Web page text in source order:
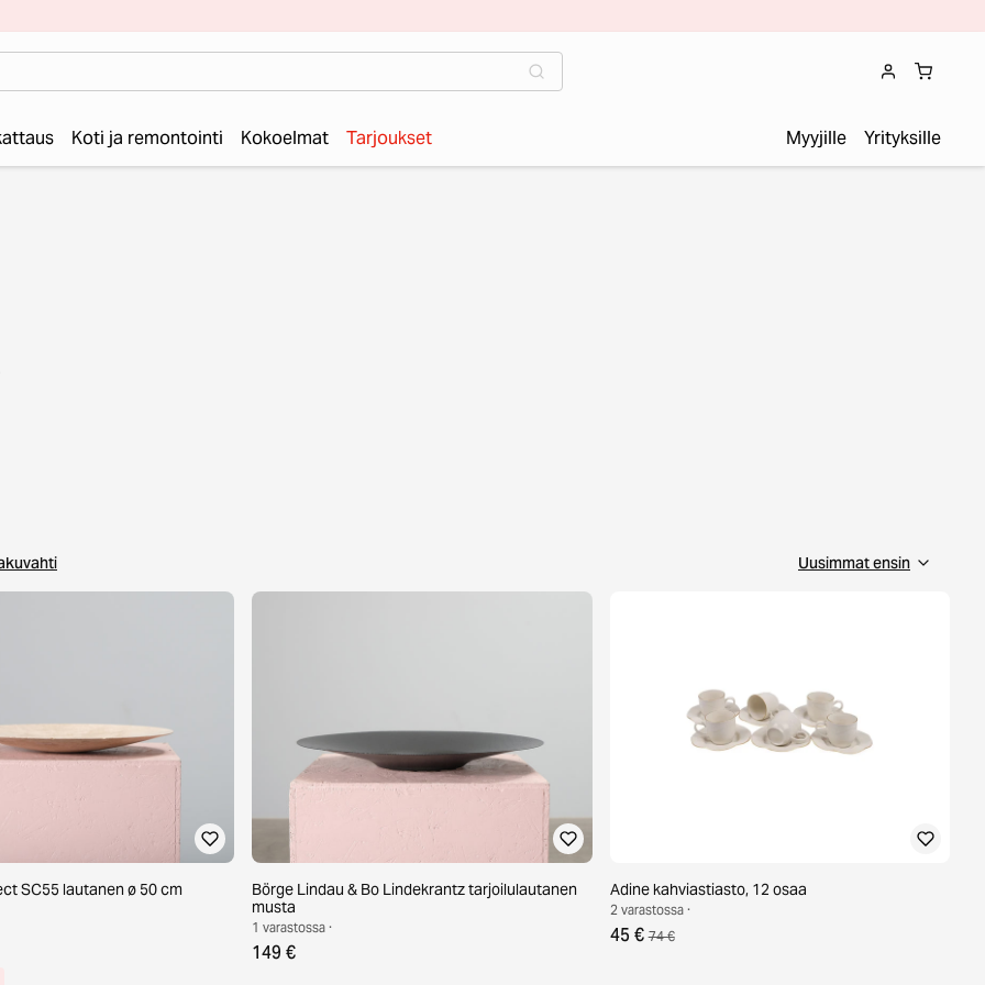
Koti ja remontointi Kokoelmat Tarjoukset Myyjille Yrityksille
SC55 lautanen ø 50 cm
Börge Lindau & Bo Lindekrantz tarjoilulautanen
musta
1 varastossa ·
149 €
Adine kahviastiasto, 12 osaa
2 varastossa ·
45 € 74 €